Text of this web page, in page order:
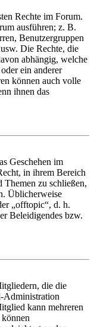
Rechte im Forum.
ausführen; z. B.
Benutzergruppen
Die Rechte, die
abhängig, welche
ein anderer
können auch volle
ihnen das
Geschehen im
in ihrem Bereich
Themen zu schließen,
Üblicherweise
„offtopic“, d. h.
Beleidigendes bzw.
die die
Administration
kann mehreren